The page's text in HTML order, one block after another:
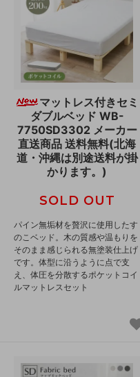
マットレス付きセミ
ダブルベッド WB-
7750SD3302 メーカー
直送商品 送料無料(北海
道・沖縄は別途送料が掛
かります。)
SOLD OUT
パイン無垢材を贅沢に使用したす
のこベッド。木の質感や温もりを
そのまま感じられる無塗装仕上げ
です。体型に沿うように点で支
え、体圧を分散するポケットコイ
ルマットレスセット